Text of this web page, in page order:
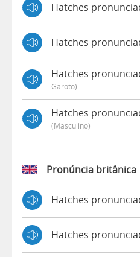
Hatches
Hatches
Hatches
Garoto)
Hatches
(masculino)
Pronúncia britânica
Hatches
Hatches